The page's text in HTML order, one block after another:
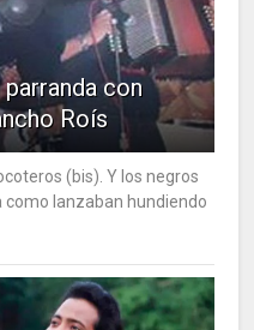
con
Roís
(bis). Y los negros
como lanzaban hundiendo